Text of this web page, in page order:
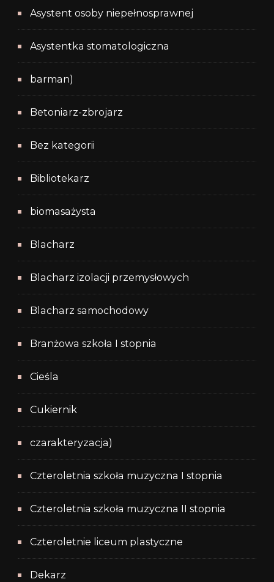
Asystent osoby niepełnosprawnej
Asystentka stomatologiczna
barman)
Betoniarz-zbrojarz
Bez kategorii
Bibliotekarz
biomasażysta
Blacharz
Blacharz izolacji przemysłowych
Blacharz samochodowy
Branżowa szkoła I stopnia
Cieśla
Cukiernik
czarakteryzacja)
Czteroletnia szkoła muzyczna I stopnia
Czteroletnia szkoła muzyczna II stopnia
Czteroletnie liceum plastyczne
Dekarz